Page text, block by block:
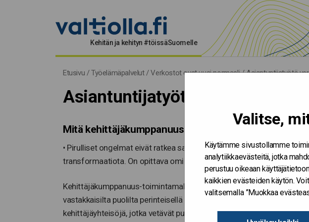
Valitse,
Käytämme sivustollamme
analytiikkaevästeitä, jotka
perustuu oikeaan
kaikkien evästeiden käytön.
valitsemalla ”Muokkaa
Kehitän ja kehityn #töissäSuomelle
Etusivu /Työelämäpalvelut/Verkostot ovat uusi normaali/Asiantuntijatyötä
Asiantuntijatyötä verkostoissa
Mitä kehittäjäkumppanuus on?
• Pirulliset ongelmat eivät ratkea saamalla lisäinformaatiolla, vaan
transformaatiota. On opittava omien ajattelumallien haastamista ja
Kehittäjäkumppanuus-toimintamallissa yhteiskunnallisen toimijat
vastakkaisilta puolilta perinteisellä ohjattava-ohjaaja-mentaliteetilla,
kehittäjäyhteisöjä, jotka vetävät puoleensa uusia kompetensseja ja